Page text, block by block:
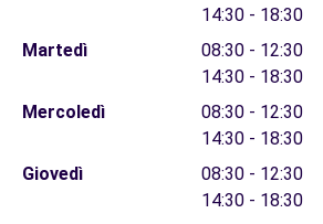
14:30 - 18:30
Martedì
08:30 - 12:30
14:30 - 18:30
Mercoledì
08:30 - 12:30
14:30 - 18:30
Giovedì
08:30 - 12:30
14:30 - 18:30